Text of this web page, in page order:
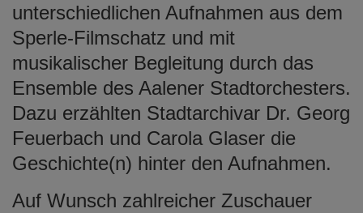
unterschiedlichen Aufnahmen aus dem
Sperle-Filmschatz und mit
musikalischer Begleitung durch das
Ensemble des Aalener Stadtorchesters.
Dazu erzählten Stadtarchivar Dr. Georg
Feuerbach und Carola Glaser die
Geschichte(n) hinter den Aufnahmen.
Auf Wunsch zahlreicher Zuschauer